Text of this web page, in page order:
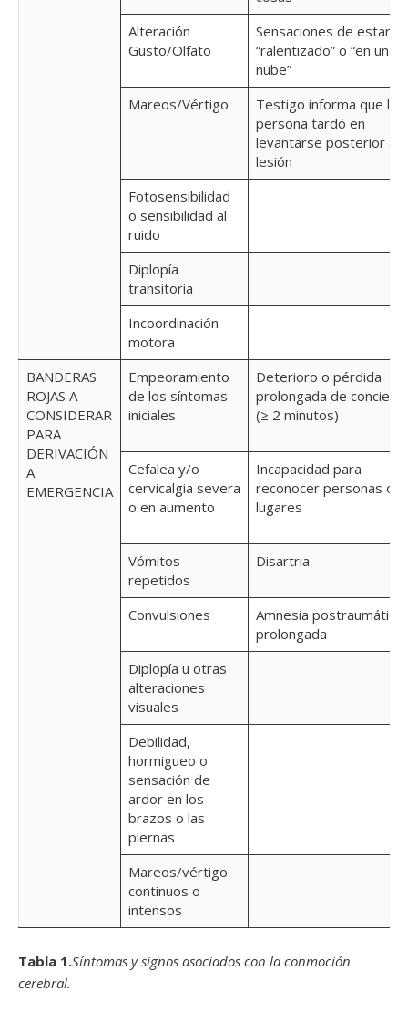
Alteración
Gusto/Olfato
Sensaciones de estar
“ralentizado” o “en una
nube”
Mareos/Vértigo
Testigo informa que la
persona tardó en
levantarse posterior a
lesión
Fotosensibilidad
o sensibilidad al
ruido
Diplopía
transitoria
Incoordinación
motora
BANDERAS
ROJAS A
CONSIDERAR
PARA
DERIVACIÓN
A
EMERGENCIA
Empeoramiento
de los síntomas
iniciales
Deterioro o pérdida
prolongada de
(≥ 2 minutos)
Cefalea y/o
cervicalgia severa
o en aumento
Incapacidad para
reconocer personas o
lugares
Vómitos
repetidos
Disartria
Convulsiones
Amnesia postraumática
prolongada
Diplopía u otras
alteraciones
visuales
Debilidad,
hormigueo o
sensación de
ardor en los
brazos o las
piernas
Mareos/vértigo
continuos o
intensos
Tabla 1.Síntomas y signos asociados con la conmoción
cerebral.